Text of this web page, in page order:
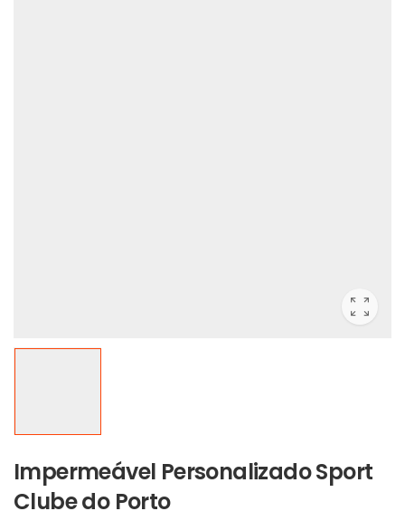
Impermeável Personalizado Sport
Clube do Porto